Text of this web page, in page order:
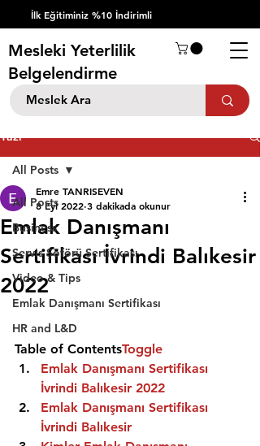
İlk Eğitiminiz %10 İndirimli
Mesleki Yeterlilik
Belgelendirme
Yazı
All Posts
Business
Servis Şöförü Sertifikası
Video & Tips
Emlak Danışmanı Sertifikası
HR and L&D
All Posts
Emlak Danışmanı
Sertifikası İvrindi Balıkesir
2022
Emre TANRISEVEN
8 Eyl 2022 3 dakikada okunur
Table of ContentsToggle
Emlak Danışmanı Sertifikası
İvrindi Balıkesir 2022
Emlak Danışmanı Sertifikası
İvrindi Balıkesir